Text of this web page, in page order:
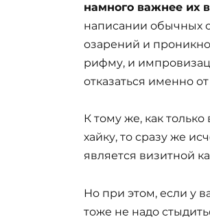
намного важнее их
написании обычных
озарений и
рифму, и
отказаться именно
К тому же, как
хайку, то сразу же
является визитной
Но при этом, если у
тоже не надо